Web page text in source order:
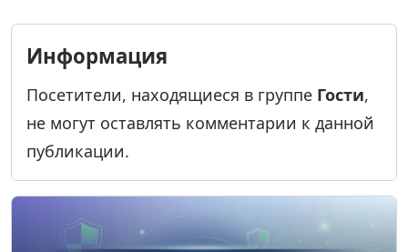
Информация
Посетители, находящиеся в группе Гости,
не могут оставлять комментарии к данной
публикации.